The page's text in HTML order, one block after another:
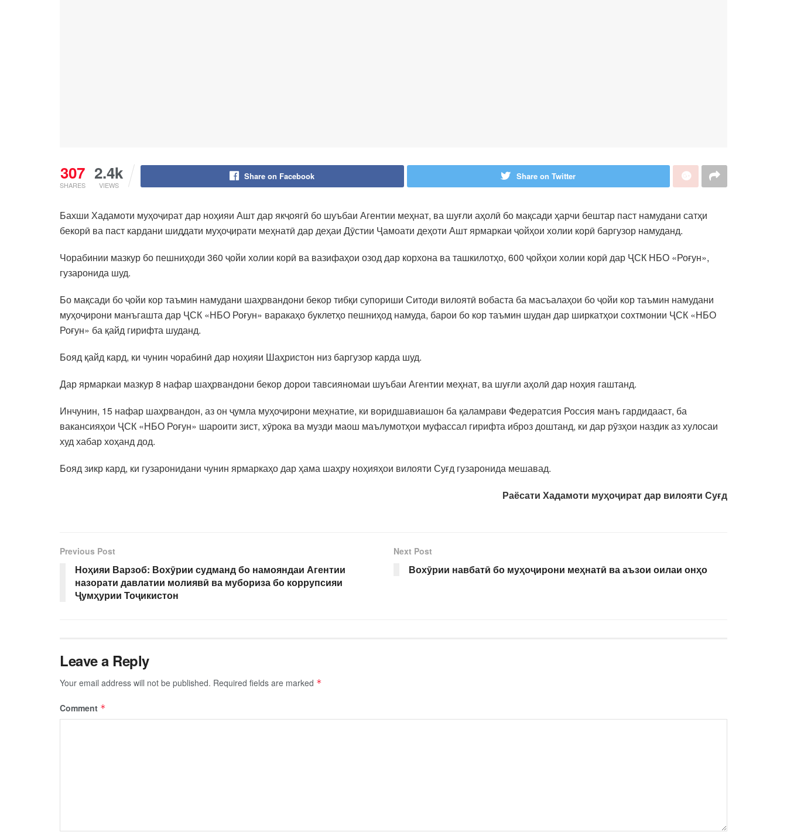
307
SHARES
2.4k
VIEWS
Share on Facebook Share on Twitter
Бахши Хадамоти муҳоҷират дар ноҳияи Ашт дар якҷоягӣ бо шуъбаи Агентии меҳнат, ва шуғли аҳолӣ бо мақсади ҳарчи бештар паст намудани сатҳи
бекорӣ ва паст кардани шиддати муҳоҷирати меҳнатӣ дар деҳаи Дӯстии Ҷамоати деҳоти Ашт ярмаркаи ҷойҳои холии корӣ баргузор намуданд.
Чорабинии мазкур бо пешниҳоди 360 ҷойи холии корӣ ва вазифаҳои озод дар корхона ва ташкилотҳо, 600 ҷойҳои холии корӣ дар ҶСК НБО «Роғун»,
гузаронида шуд.
Бо мақсади бо ҷойи кор таъмин намудани шаҳрвандони бекор тибқи супориши Ситоди вилоятӣ вобаста ба масъалаҳои бо ҷойи кор таъмин намудани
муҳоҷирони манъгашта дар ҶСК «НБО Роғун» варакаҳо буклетҳо пешниҳод намуда, барои бо кор таъмин шудан дар ширкатҳои сохтмонии ҶСК «НБО
Роғун» ба қайд гирифта шуданд.
Бояд қайд кард, ки чунин чорабинӣ дар ноҳияи Шаҳристон низ баргузор карда шуд.
Дар ярмаркаи мазкур 8 нафар шаҳрвандони бекор дорои тавсияномаи шуъбаи Агентии меҳнат, ва шуғли аҳолӣ дар ноҳия гаштанд.
Инчунин, 15 нафар шаҳрвандон, аз он ҷумла муҳоҷирони меҳнатие, ки воридшавиашон ба қаламрави Федератсия Россия манъ гардидааст, ба
вакансияҳои ҶСК «НБО Роғун» шароити зист, хӯрока ва музди маош маълумотҳои муфассал гирифта иброз доштанд, ки дар рӯзҳои наздик аз хулосаи
худ хабар хоҳанд дод.
Бояд зикр кард, ки гузаронидани чунин ярмаркаҳо дар ҳама шаҳру ноҳияҳои вилояти Суғд гузаронида мешавад.
Раёсати Хадамоти муҳоҷират дар вилояти Суғд
Previous Post
Ноҳияи Варзоб: Вохӯрии судманд бо намояндаи Агентии
назорати давлатии молиявӣ ва мубориза бо коррупсияи
Ҷумҳурии Тоҷикистон
Next Post
Вохӯрии навбатӣ бо муҳоҷирони меҳнатӣ ва аъзои оилаи онҳо
Leave a Reply
Your email address will not be published. Required fields are marked *
Comment *